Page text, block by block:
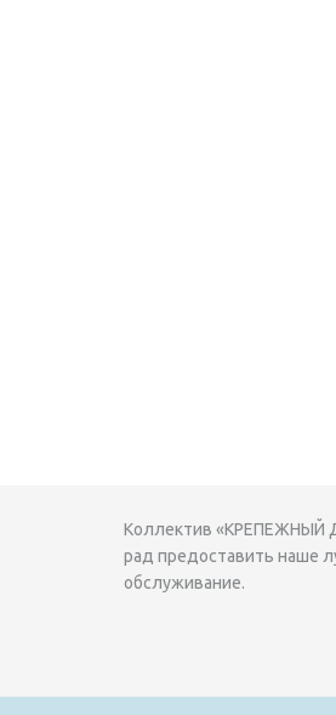
Коллектив «КРЕПЕЖНЫЙ
рад предоставить наше
обслуживание.